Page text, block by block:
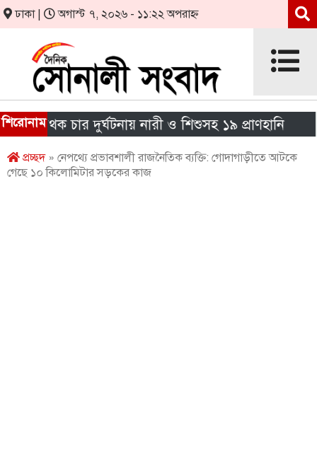
ঢাকা | অগাস্ট ৭, ২০২৬ - ১১:২২ অপরাহ্ন
শিরোনামচার দুর্ঘটনায় নারী ও শিশুসহ ১৯ প্রাণহানি
প্রচ্ছদ» নেপথ্যে প্রভাবশালী রাজনৈতিক ব্যক্তি: গোদাগাড়ীতে আটকে
গেছে ১০ কিলোমিটার সড়কের কাজ